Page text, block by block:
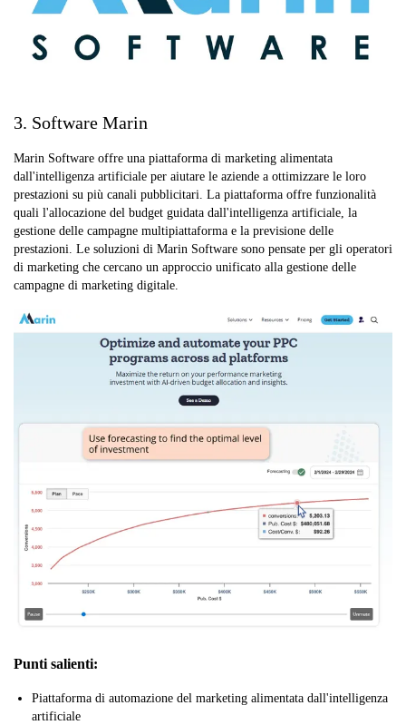
3. Software Marin
Marin Software offre una piattaforma di marketing alimentata
dall'intelligenza artificiale per aiutare le aziende a ottimizzare le loro
prestazioni su più canali pubblicitari. La piattaforma offre funzionalità
quali l'allocazione del budget guidata dall'intelligenza artificiale, la
gestione delle campagne multipiattaforma e la previsione delle
prestazioni. Le soluzioni di Marin Software sono pensate per gli operatori
di marketing che cercano un approccio unificato alla gestione delle
campagne di marketing digitale.
Punti salienti:
Piattaforma di automazione del marketing alimentata dall'intelligenza
artificiale